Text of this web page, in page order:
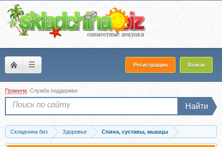
☰ Регистрация Войти
Правила Служба поддержки
Найти
Складчина биз Здоровье
Спина, суставы, мышцы
Скачать [Сандал] Лечение боли в плече. Модуль 1: плечевой сустав,...